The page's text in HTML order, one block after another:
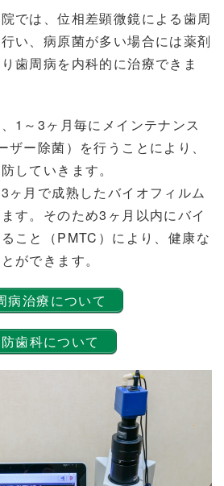
では、位相差顕微鏡による歯周
い、病原菌が多い場合には薬剤
歯周病を内科的に治療できま
1～3ヶ月毎にメインテナンス
ザー除菌）を行うことにより、
していきます。
ヶ月で成熟したバイオフィルム
す。そのため3ヶ月以内にバイ
こと（PMTC）により、健康な
ができます。
病治療について
歯科について